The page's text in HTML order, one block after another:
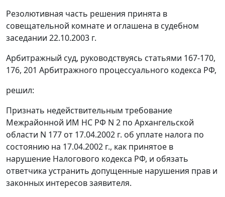
Резолютивная часть решения принята в
совещательной комнате и оглашена в судебном
заседании 22.10.2003 г.
Арбитражный суд, руководствуясь статьями 167-170,
176, 201 Арбитражного процессуального кодекса РФ,
решил:
Признать недействительным требование
Межрайонной ИМ НС РФ N 2 по Архангельской
области N 177 от 17.04.2002 г. об уплате налога по
состоянию на 17.04.2002 г., как принятое в
нарушение Налогового кодекса РФ, и обязать
ответчика устранить допущенные нарушения прав и
законных интересов заявителя.